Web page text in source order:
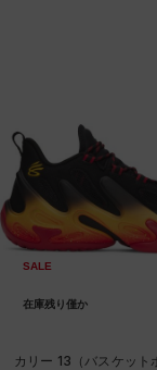
SALE
在庫残り僅か
カリー 13（バスケット